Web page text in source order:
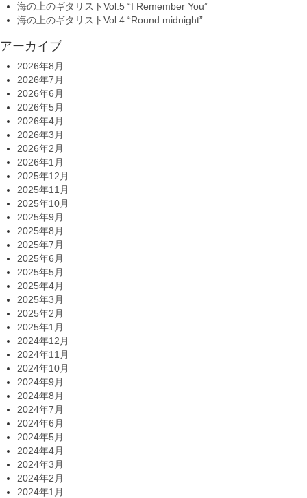
海の上のギタリストVol.5 “I Remember You”
海の上のギタリストVol.4 “Round midnight”
アーカイブ
2026年8月
2026年7月
2026年6月
2026年5月
2026年4月
2026年3月
2026年2月
2026年1月
2025年12月
2025年11月
2025年10月
2025年9月
2025年8月
2025年7月
2025年6月
2025年5月
2025年4月
2025年3月
2025年2月
2025年1月
2024年12月
2024年11月
2024年10月
2024年9月
2024年8月
2024年7月
2024年6月
2024年5月
2024年4月
2024年3月
2024年2月
2024年1月